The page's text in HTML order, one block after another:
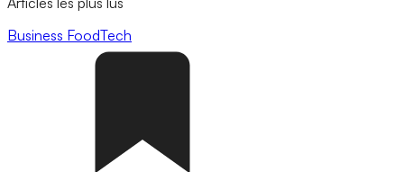
Business FoodTech